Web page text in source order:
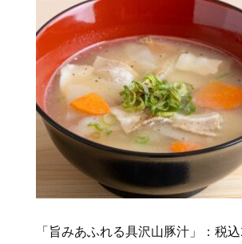
「旨みあふれる具沢山豚汁」：税込